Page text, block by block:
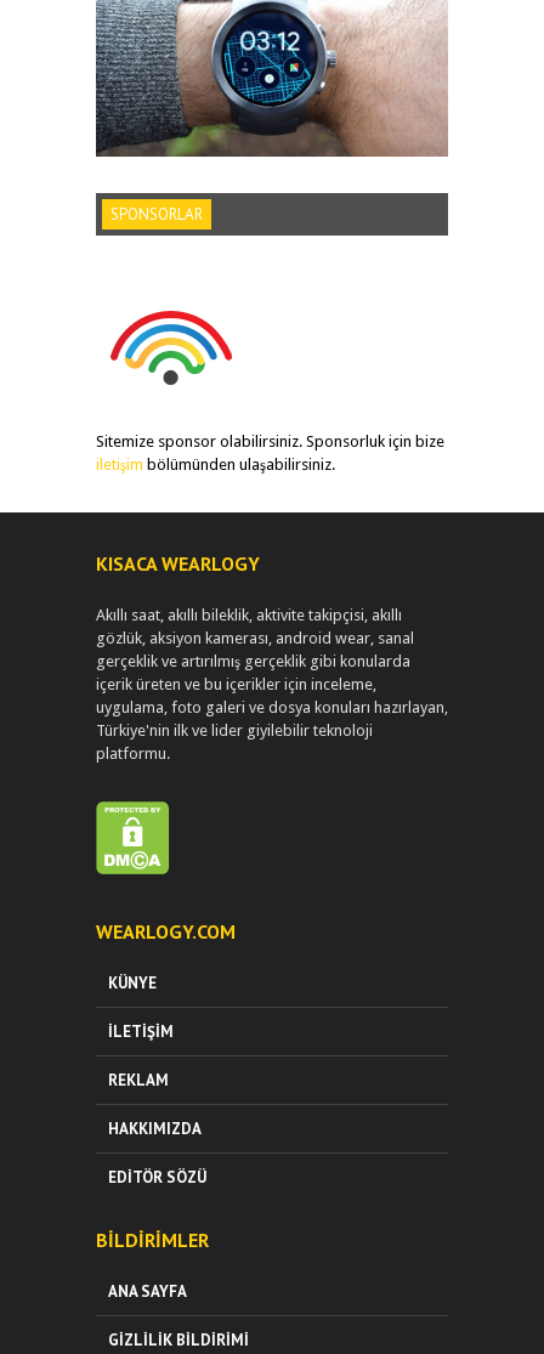
SPONSORLAR
Sitemize sponsor olabilirsiniz. Sponsorluk için bize
iletişim bölümünden ulaşabilirsiniz.
KISACA WEARLOGY
Akıllı saat, akıllı bileklik, aktivite takipçisi, akıllı
gözlük, aksiyon kamerası, android wear, sanal
gerçeklik ve artırılmış gerçeklik gibi konularda
içerik üreten ve bu içerikler için inceleme,
uygulama, foto galeri ve dosya konuları hazırlayan,
Türkiye'nin ilk ve lider giyilebilir teknoloji
platformu.
WEARLOGY.COM
KÜNYE
İLETIŞIM
REKLAM
HAKKIMIZDA
EDITÖR SÖZÜ
BILDIRIMLER
ANA SAYFA
GIZLILIK BILDIRIMI